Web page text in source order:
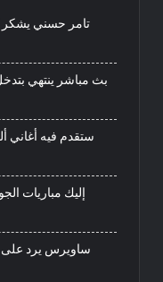
تامر حسني يشكر
بث مباشر ينتهي
ستقدم فيه أغاني
إليك مباريات
ساويرس يرد على